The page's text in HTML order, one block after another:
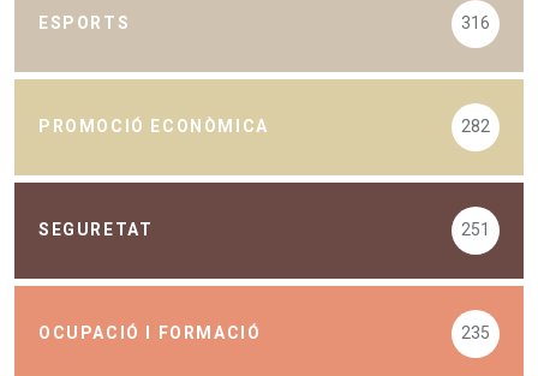
ESPORTS 316
PROMOCIÓ ECONÒMICA 282
SEGURETAT 251
OCUPACIÓ I FORMACIÓ 235